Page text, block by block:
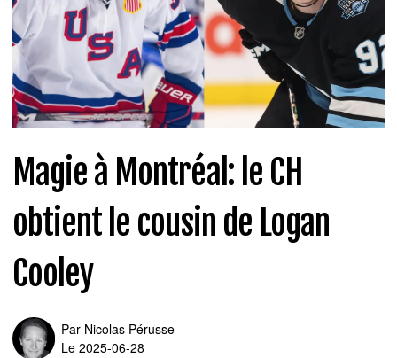
Magie à Montréal: le CH
obtient le cousin de Logan
Cooley
Par Nicolas Pérusse
Le 2025-06-28